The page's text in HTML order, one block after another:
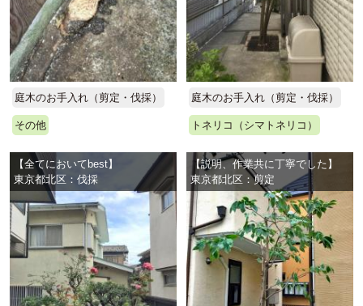
庭木のお手入れ（剪定・伐採）
その他
庭木のお手入れ（剪定・伐採）
トネリコ（シマトネリコ）
【全てにおいてbest】
東京都北区：伐採
【説明、作業共に丁寧でした】
東京都北区：剪定